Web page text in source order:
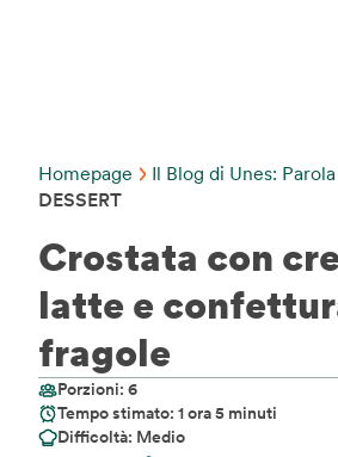
Homepage Il Blog di Unes:
DESSERT
Crostata con
latte e
fragole
Porzioni: 6
Tempo stimato: 1 ora 5 minuti
Difficoltà: Medio